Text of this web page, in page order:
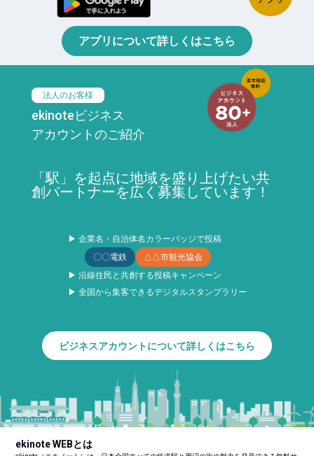
アプリについて詳しくはこちら
法人のお客様
ekinoteビジネス
アカウントのご紹介
「駅」を起点に地域を盛り上げたい共
創パートナーを広く募集しています！
▶ 企業名・自治体名カラーバッジで投稿
〇〇電鉄
△△市観光協会
▶ 沿線住民と共創する投稿キャンペーン
▶ 全国から集客できるデジタルスタンプラリー
ビジネスアカウントについて詳しくはこちら
ekinote WEBとは